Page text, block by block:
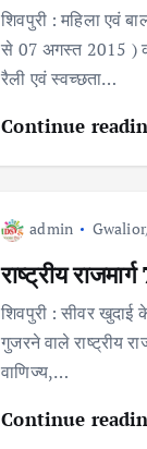
शिवपुरी : महिला एवं
से 07 अगस्त 2015 )
रैली एवं स्वच्छता…
Continue
admin
राष्ट्रीय
शिवपुरी : सीवर
गुजरने वाले राष्ट्रीय
वाणिज्य,…
Continue